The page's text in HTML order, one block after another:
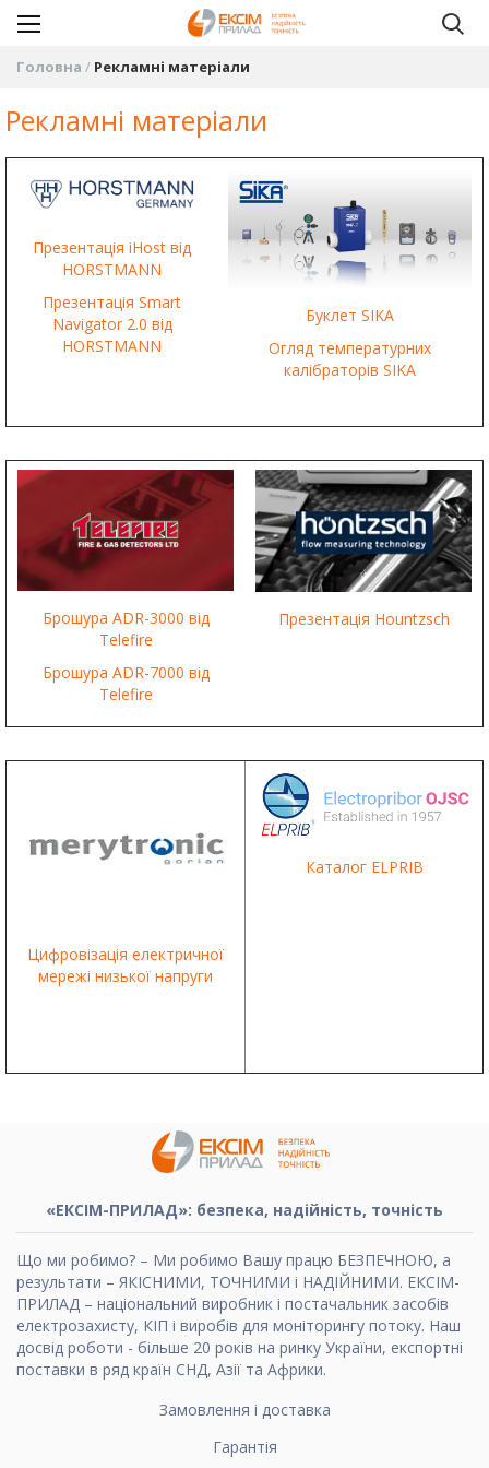
Головна Рекламні матеріали
Рекламні матеріали
Презентація iHost від
HORSTMANN
Презентація Smart
Navigator 2.0 від
HORSTMANN
Буклет SIKA
Огляд температурних
калібраторів SIKA
Брошура ADR-3000 від
Telefire
Брошура ADR-7000 від
Telefire
Презентація Hountzsch
Цифровізація електричної
мережі низької напруги
Каталог ELPRIB
«ЕКСІМ-ПРИЛАД»: безпека, надійність, точність
Що ми робимо? – Ми робимо Вашу працю БЕЗПЕЧНОЮ, а
результати – ЯКІСНИМИ, ТОЧНИМИ і НАДІЙНИМИ. ЕКСІМ-
ПРИЛАД – національний виробник і постачальник засобів
електрозахисту, КІП і виробів для моніторингу потоку. Наш
досвід роботи - більше 20 років на ринку України, експортні
поставки в ряд країн СНД, Азії та Африки.
Замовлення і доставка
Гарантія